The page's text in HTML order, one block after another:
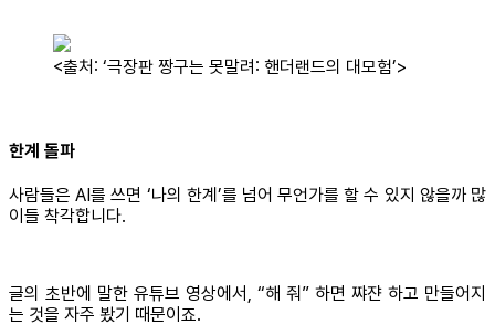
<출처: ‘극장판 짱구는 못말려: 핸더랜드의 대모험’>
한계 돌파
사람들은 AI를 쓰면 ‘나의 한계’를 넘어 무언가를 할 수 있지 않을까 많
이들 착각합니다.
글의 초반에 말한 유튜브 영상에서, “해 줘” 하면 쨔쟌 하고 만들어지
는 것을 자주 봤기 때문이죠.